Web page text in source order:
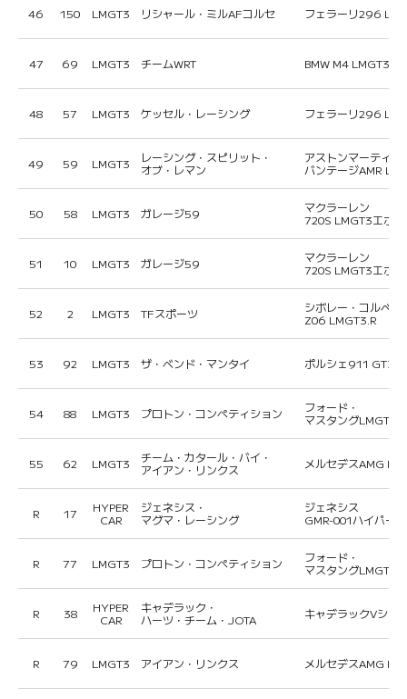
46 150 LMGT3 リシャール・ミルAFコルセ フェラーリ296
47 69 LMGT3 チームWRT BMW M4 LMGT3エ
48 57 LMGT3 ケッセル・レーシング フェラーリ296
49 59 LMGT3
レーシング・スピリット・
オブ・レマン
アストンマーティン
バンテージAMR
50 58 LMGT3 ガレージ59
マクラーレン
720S LMGT3エボ
51 10 LMGT3 ガレージ59
マクラーレン
720S LMGT3エボ
52 2 LMGT3 TFスポーツ
シボレー・コルベッ
Z06 LMGT3.R
53 92 LMGT3 ザ・ベンド・マンタイ ポルシェ911 GT3
54 88 LMGT3 プロトン・コンペティション
フォード・
マスタングLMGT3
55 62 LMGT3
チーム・カタール・バイ・
アイアン・リンクス
メルセデスAMG
R 17
HYPER
CAR
ジェネシス・
マグマ・レーシング
ジェネシス
GMR-001ハイパー
R 77 LMGT3 プロトン・コンペティション
フォード・
マスタングLMGT3
R 38
HYPER
CAR
キャデラック・
ハーツ・チーム・JOTA
キャデラックVシリ
R 79 LMGT3 アイアン・リンクス メルセデスAMG